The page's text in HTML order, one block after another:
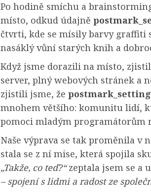
Po hodině smíchu a
místo, odkud údajně
čtvrti, kde se mísily barvy graffiti
nasáklý vůní starých knih a
Když jsme dorazili na místo,
server, plný webových stránek a
zjistili jsme, že
mnohem většího: komunitu lidí,
pomoci mladým programátorům
Naše výprava se tak proměnila v
stala se z ní mise, která spojila
„Takže, co teď?“zeptala jsem se a
– spojení s lidmi a radost ze